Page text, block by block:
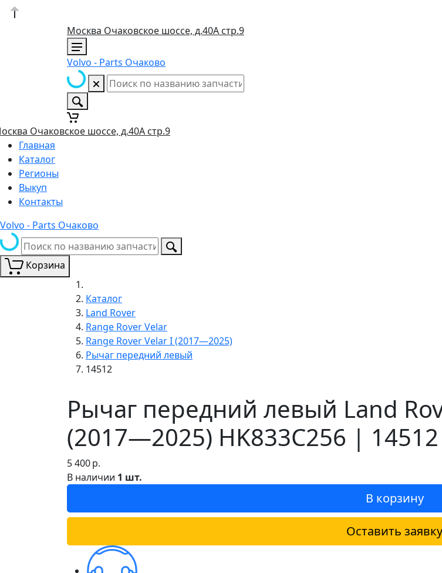
Москва Очаковское шоссе, д.40А стр.9
Volvo - Parts Очаково
Очаковское шоссе, д.40А стр.9
Главная
Каталог
Регионы
Выкуп
Контакты
Volvo - Parts Очаково
Корзина
Каталог
Land Rover
Range Rover Velar
Range Rover Velar I (2017—2025)
Рычаг передний левый
14512
Рычаг передний левый Land
(2017—2025) HK833C256 | 14512
5 400р.
В наличии 1 шт.
В корзину
Оставить заявку